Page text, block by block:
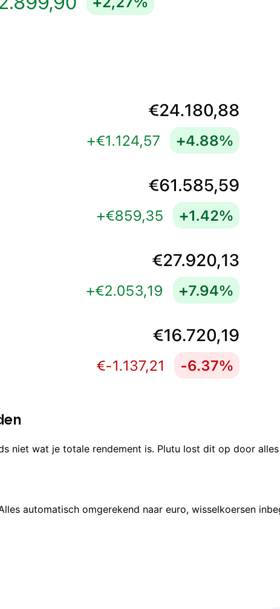
niet wat je totale rendement is. Plutu lost dit op door
automatisch omgerekend naar euro, wisselkoersen